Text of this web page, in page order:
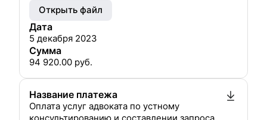
Открыть файл
Дата
5 декабря 2023
Сумма
94 920.00 руб.
Название платежа
Оплата услуг адвоката по устному